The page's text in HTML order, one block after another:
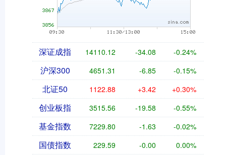
深证成指 14110.12 -34.08 -0.24%
沪深300 4651.31 -6.85 -0.15%
北证50 1122.88 +3.42 +0.30%
创业板指 3515.56 -19.58 -0.55%
基金指数 7229.80 -1.63 -0.02%
国债指数 229.59 -0.00 0.00%